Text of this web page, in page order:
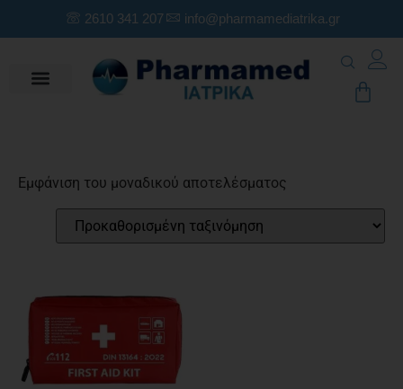
2610 341 207 info@pharmamediatrika.gr
Εμφάνιση του μοναδικού αποτελέσματος